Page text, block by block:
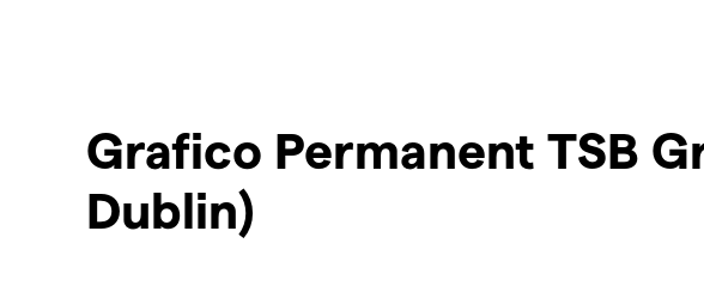
Grafico Permanent TSB
Dublin)